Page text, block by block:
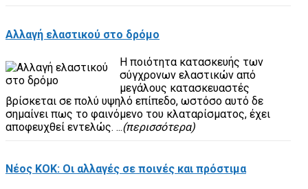
Αλλαγή ελαστικού στο δρόμο
Η ποιότητα κατασκευής των
σύγχρονων ελαστικών από
μεγάλους κατασκευαστές
βρίσκεται σε πολύ υψηλό επίπεδο, ωστόσο αυτό δε
σημαίνει πως το φαινόμενο του κλαταρίσματος, έχει
αποφευχθεί εντελώς. ...(περισσότερα)
Νέος ΚΟΚ: Οι αλλαγές σε ποινές και πρόστιμα